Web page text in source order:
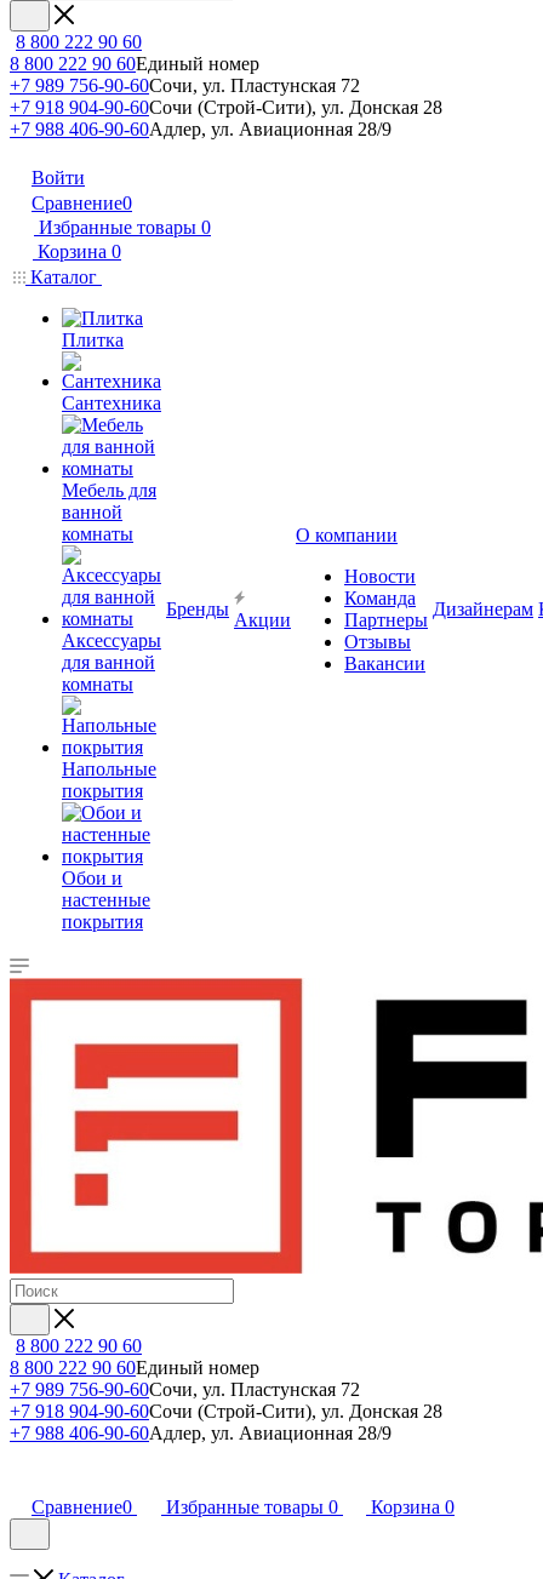
8 800 222 90 60
8 800 222 90 60Единый номер
+7 989 756-90-60Сочи, ул. Пластунская 72
+7 918 904-90-60Сочи (Строй-Сити), ул. Донская 28
+7 988 406-90-60Адлер, ул. Авиационная 28/9
Войти
Сравнение0
Избранные товары 0
Корзина 0
Каталог
Плитка
Сантехника
Мебель для
ванной
комнаты
Аксессуары
для ванной
комнаты
Напольные
покрытия
Обои и
настенные
покрытия
Бренды
Акции
О компании
Новости
Команда
Партнеры
Отзывы
Вакансии
Дизайнерам
8 800 222 90 60
8 800 222 90 60Единый номер
+7 989 756-90-60Сочи, ул. Пластунская 72
+7 918 904-90-60Сочи (Строй-Сити), ул. Донская 28
+7 988 406-90-60Адлер, ул. Авиационная 28/9
Сравнение0 Избранные товары 0 Корзина 0